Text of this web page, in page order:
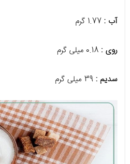
آب :
روی :
سدیم : 39 میلی گرم